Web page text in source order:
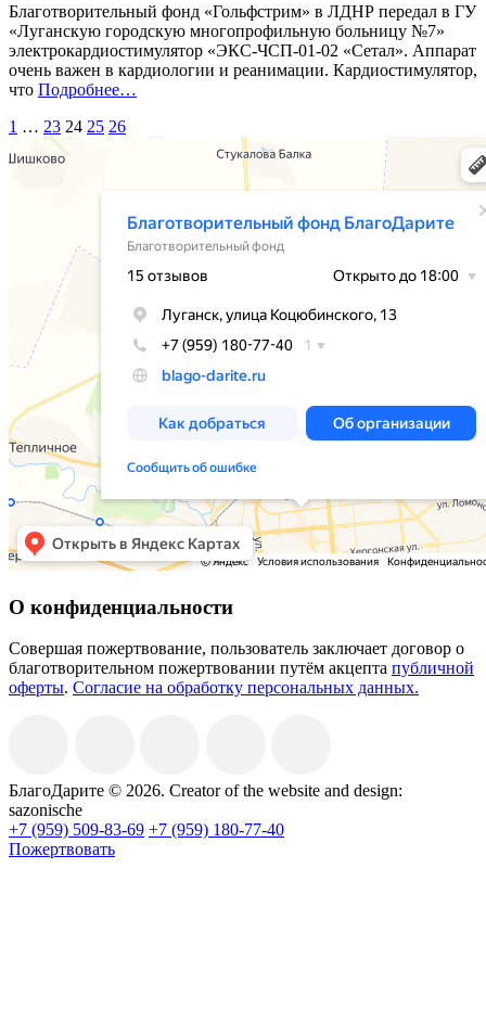
Благотворительный фонд «Гольфстрим» в ЛДНР передал в ГУ
«Луганскую городскую многопрофильную больницу №7»
электрокардиостимулятор «ЭКС-ЧСП-01-02 «Сетал». Аппарат
очень важен в кардиологии и реанимации. Кардиостимулятор,
что Подробнее«%s»
…
Пагинация
записей
1 … 23 24 25 26
О конфиденциальности
Совершая пожертвование, пользователь заключает договор о
благотворительном пожертвовании путём акцепта публичной
оферты. Согласие на обработку персональных данных.
БлагоДарите © 2026. Creator of the website and design:
sazonische
+7 (959) 509-83-69 +7 (959) 180-77-40
Пожертвовать